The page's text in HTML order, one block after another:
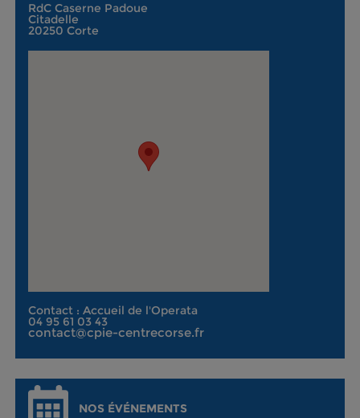
RdC Caserne Padoue
Citadelle
20250 Corte
Contact : Accueil de l'Operata
04 95 61 03 43
contact@cpie-centrecorse.fr
NOS ÉVÉNEMENTS